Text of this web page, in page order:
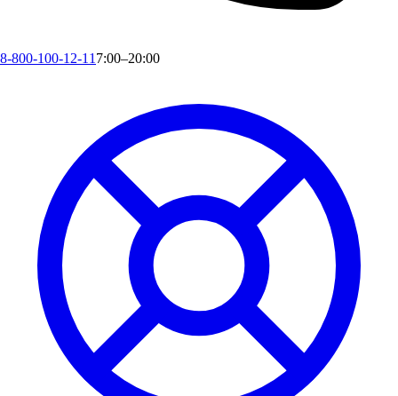
8-800-100-12-11 7:00–20:00